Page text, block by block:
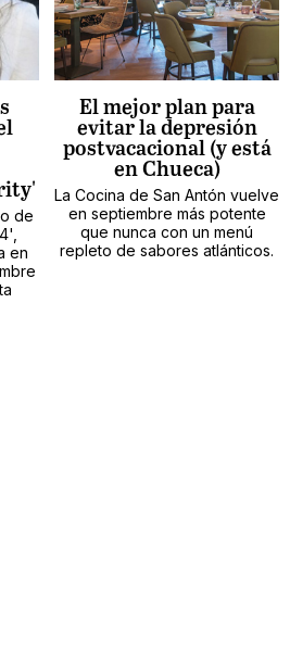
de
en
El mejor plan para
evitar la depresión
postvacacional (y está
en Chueca)
La Cocina de San Antón vuelve
en septiembre más potente
que nunca con un menú
repleto de sabores atlánticos.